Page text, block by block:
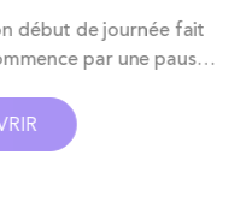
début de journée fait
propose de quoi
et stylé – parce